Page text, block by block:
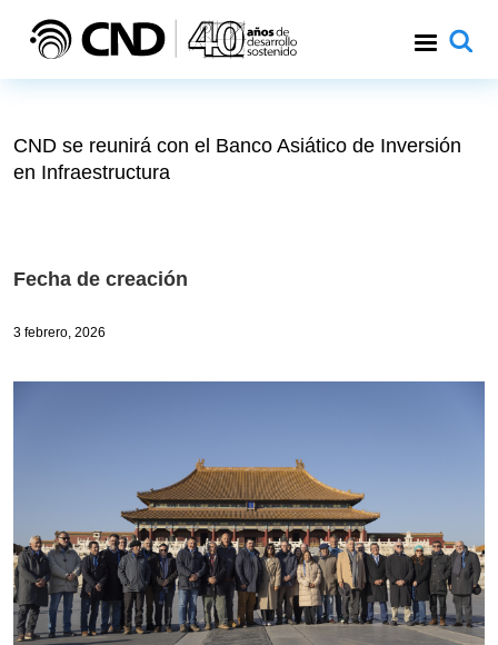
CND se reunirá con el Banco Asiático de Inversión
en Infraestructura
Fecha de creación
3 febrero, 2026